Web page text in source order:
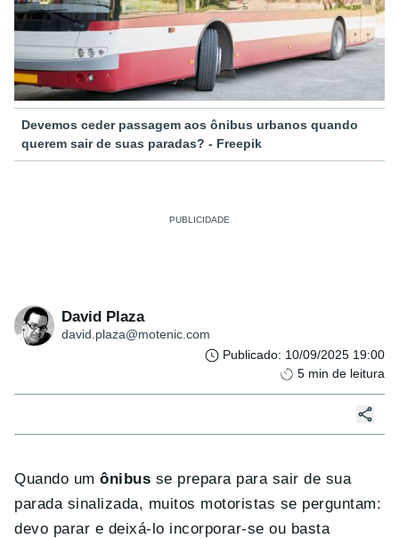
Devemos ceder passagem aos ônibus urbanos quando
querem sair de suas paradas? - Freepik
David Plaza
david.plaza@motenic.com
Publicado: 10/09/2025 19:00
5 min de leitura
Quando umônibus se prepara para sair de sua
parada sinalizada, muitos motoristas se perguntam:
devo parar e deixá-lo incorporar-se ou basta